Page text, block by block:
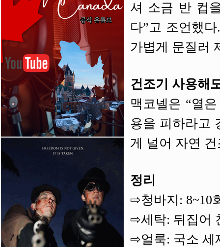
셔 소금 반 컵
다”고 조언했
가볍게 문질러
건조기 사용해
맥코넬은 “열
용을 피하라고
게 널어 자연
정리
⇨청바지: 8~10
⇨세탁: 뒤집어
⇨얼룩: 국소 세